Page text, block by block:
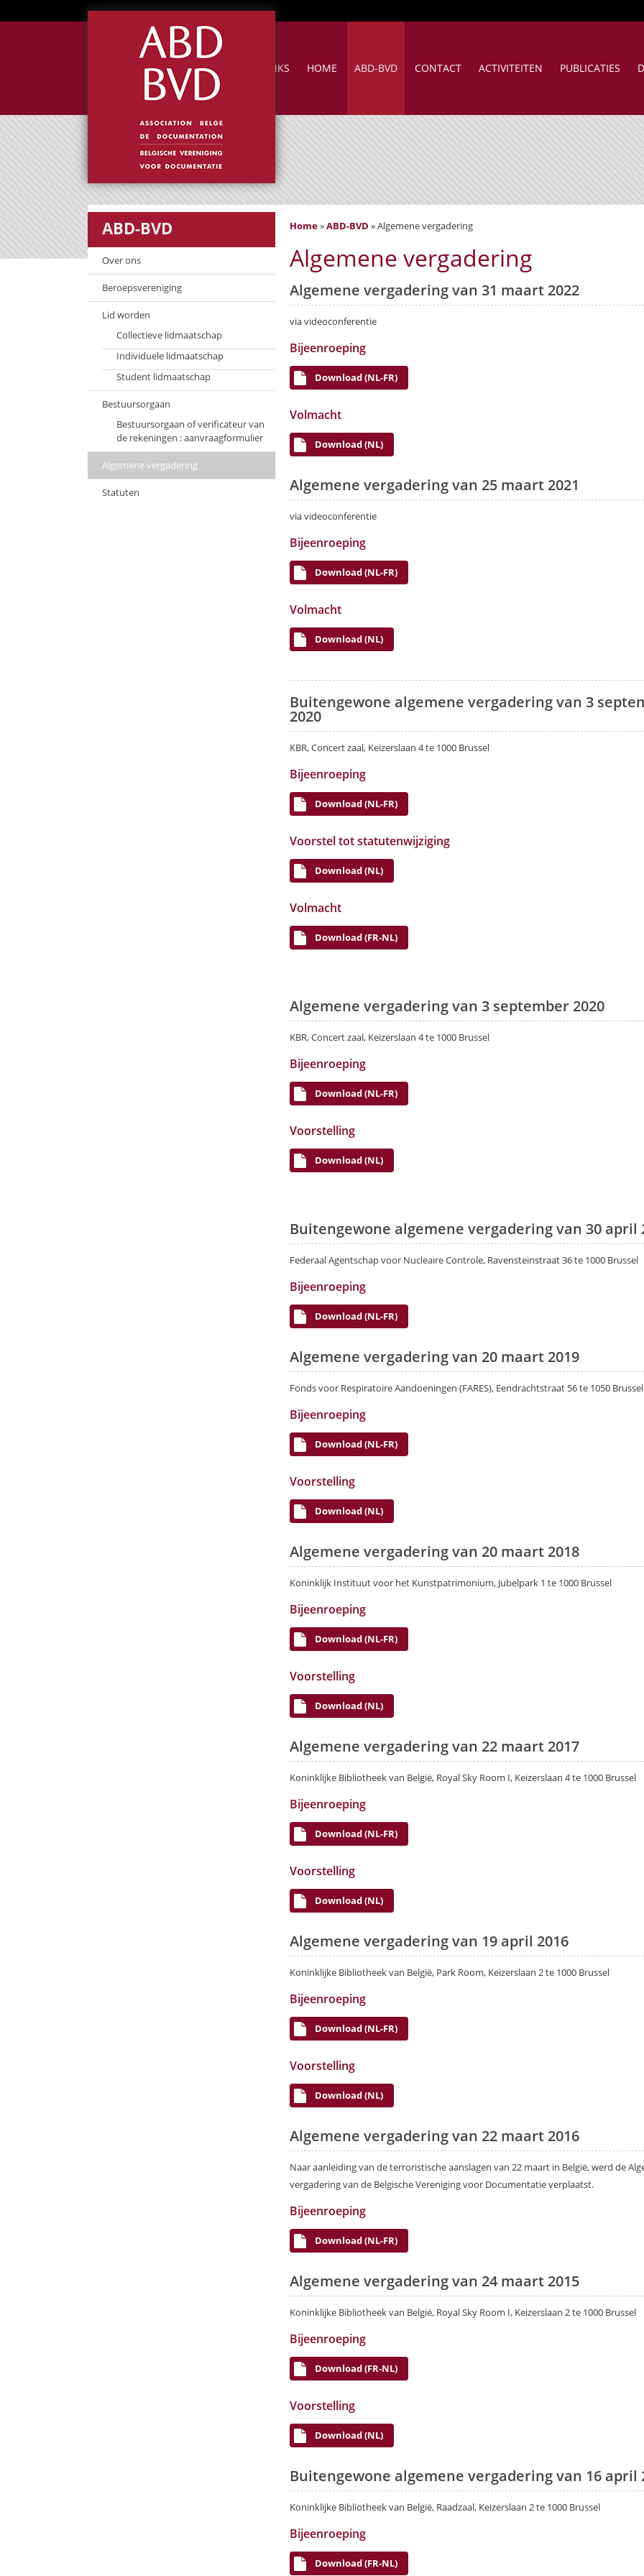
NUTTIGE LINKS HOME ABD-BVD CONTACT ACTIVITEITEN PUBLICATIES
ABD-BVD
Over ons
Beroepsvereniging
Lid worden
Collectieve lidmaatschap
Individuele lidmaatschap
Student lidmaatschap
Bestuursorgaan
Bestuursorgaan of verificateur van
de rekeningen : aanvraagformulier
Algemene vergadering
Statuten
Home»ABD-BVD »Algemene vergadering
Algemene vergadering
Algemene vergadering van 31 maart 2022
via videoconferentie
Bijeenroeping
Download (NL-FR)
Volmacht
Download (NL)
Algemene vergadering van 25 maart 2021
via videoconferentie
Bijeenroeping
Download (NL-FR)
Volmacht
Download (NL)
Buitengewone algemene vergadering van 3
2020
KBR, Concert zaal, Keizerslaan 4 te 1000 Brussel
Bijeenroeping
Download (NL-FR)
Voorstel tot statutenwijziging
Download (NL)
Volmacht
Download (FR-NL)
Algemene vergadering van 3 september 2020
KBR, Concert zaal, Keizerslaan 4 te 1000 Brussel
Bijeenroeping
Download (NL-FR)
Voorstelling
Download (NL)
Buitengewone algemene vergadering van 30 april
Federaal Agentschap voor Nucleaire Controle, Ravensteinstraat 36 te 1000 Brussel
Bijeenroeping
Download (NL-FR)
Algemene vergadering van 20 maart 2019
Fonds voor Respiratoire Aandoeningen (FARES), Eendrachtstraat 56 te 1050 Brussel
Bijeenroeping
Download (NL-FR)
Voorstelling
Download (NL)
Algemene vergadering van 20 maart 2018
Koninklijk Instituut voor het Kunstpatrimonium, Jubelpark 1 te 1000 Brussel
Bijeenroeping
Download (NL-FR)
Voorstelling
Download (NL)
Algemene vergadering van 22 maart 2017
Koninklijke Bibliotheek van België, Royal Sky Room I, Keizerslaan 4 te 1000 Brussel
Bijeenroeping
Download (NL-FR)
Voorstelling
Download (NL)
Algemene vergadering van 19 april 2016
Koninklijke Bibliotheek van België, Park Room, Keizerslaan 2 te 1000 Brussel
Bijeenroeping
Download (NL-FR)
Voorstelling
Download (NL)
Algemene vergadering van 22 maart 2016
Naar aanleiding van de terroristische aanslagen van 22 maart in België, werd de
vergadering van de Belgische Vereniging voor Documentatie verplaatst.
Bijeenroeping
Download (NL-FR)
Algemene vergadering van 24 maart 2015
Koninklijke Bibliotheek van België, Royal Sky Room I, Keizerslaan 2 te 1000 Brussel
Bijeenroeping
Download (FR-NL)
Voorstelling
Download (NL)
Buitengewone algemene vergadering van 16 april
Koninklijke Bibliotheek van België, Raadzaal, Keizerslaan 2 te 1000 Brussel
Bijeenroeping
Download (FR-NL)